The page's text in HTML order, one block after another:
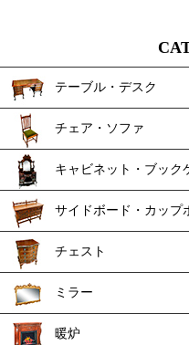
テーブル・デスク
チェア・ソファ
キャビネット・ブック
サイドボード・カップ
チェスト
ミラー
暖炉